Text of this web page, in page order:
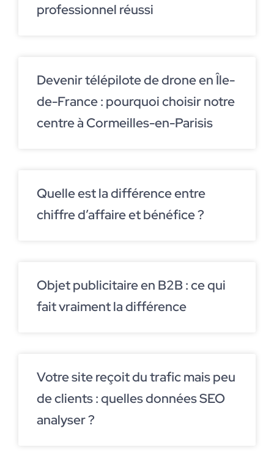
professionnel réussi
Devenir télépilote de drone en Île-
de-France : pourquoi choisir notre
centre à Cormeilles-en-Parisis
Quelle est la différence entre
chiffre d’affaire et bénéfice ?
Objet publicitaire en B2B : ce qui
fait vraiment la différence
Votre site reçoit du trafic mais peu
de clients : quelles données SEO
analyser ?